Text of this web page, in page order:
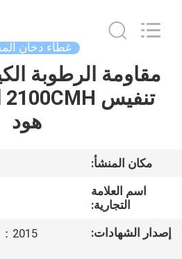
المنزل
حولنا
في
equipment
غطاء دخان
مقاومة الرطوبة
هود
مكان المنشأ:
اسم العلامة
التجارية:
إصدار الشهادات:
2015